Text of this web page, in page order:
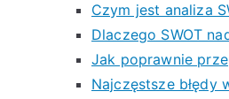
Czym jest analiza
Dlaczego SWOT
Jak poprawnie
Najczęstsze błędy